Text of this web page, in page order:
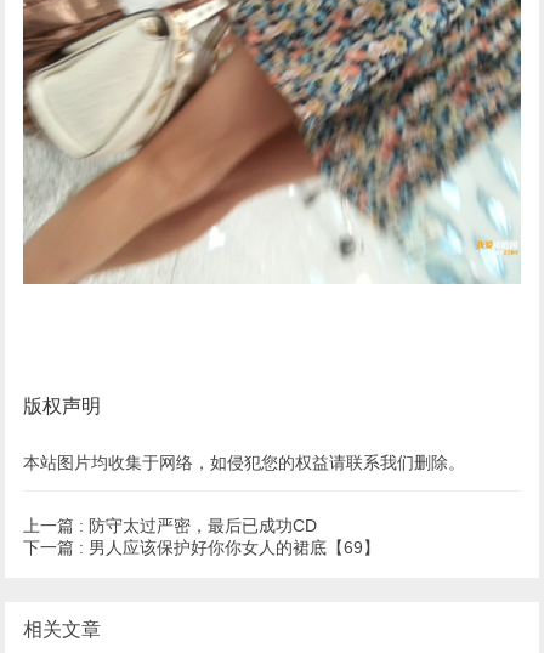
版权声明
本站图片均收集于网络，如侵犯您的权益请联系我们删除。
上一篇 : 防守太过严密，最后已成功CD
下一篇 : 男人应该保护好你你女人的裙底【69】
相关文章